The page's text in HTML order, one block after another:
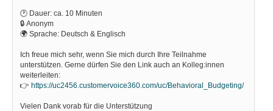
🕐 Dauer: ca. 10 Minuten
🔒 Anonym
🌍 Sprache: Deutsch & Englisch
Ich freue mich sehr, wenn Sie mich durch Ihre Teilnahme
unterstützen. Gerne dürfen Sie den Link auch an Kolleg:innen
weiterleiten:
👉 https://uc2456.customervoice360.com/uc/Behavioral_Budgeting/
Vielen Dank vorab für die Unterstützung